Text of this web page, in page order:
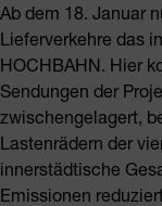
Ab dem 18. Januar
Lieferverkehre das
HOCHBAHN. Hier
Sendungen der
zwischengelagert,
Lastenrädern der
innerstädtische
Emissionen